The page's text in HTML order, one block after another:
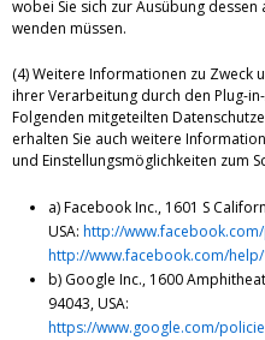
wobei Sie sich zur Ausübung
wenden müssen.
(4) Weitere Informationen zu Zweck
ihrer Verarbeitung durch den Plug-
Folgenden mitgeteilten
erhalten Sie auch weitere
und Einstellungsmöglichkeiten zum
a) Facebook Inc., 1601 S
USA: http://
http://www.facebook.com/
b) Google Inc., 1600
94043, USA:
https://www.google.com/